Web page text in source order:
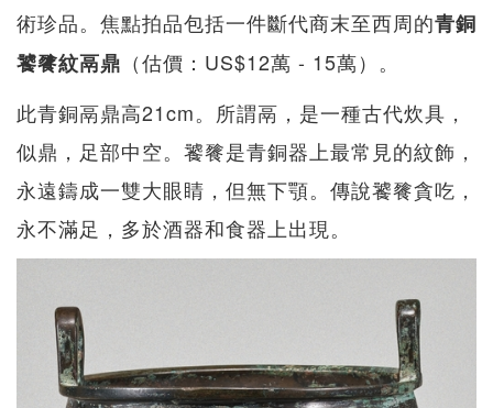
術珍品。焦點拍品包括一件斷代商末至西周的青銅
饕餮紋鬲鼎 （估價：US$12萬 - 15萬）。
此青銅鬲鼎高21cm。所謂鬲，是一種古代炊具，
似鼎，足部中空。饕餮是青銅器上最常見的紋飾，
永遠鑄成一雙大眼睛，但無下顎。傳說饕餮貪吃，
永不滿足，多於酒器和食器上出現。